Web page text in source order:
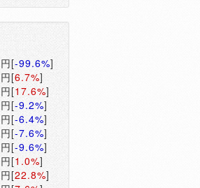
円[-99.6%]
円[6.7%]
円[17.6%]
円[-9.2%]
円[-6.4%]
円[-7.6%]
円[-9.6%]
円[1.0%]
円[22.8%]